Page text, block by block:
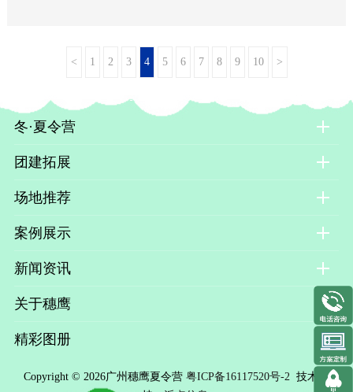
< 1 2 3 4 5 6 7 8 9 10 >
冬·夏令营
团建拓展
场地推荐
案例展示
新闻资讯
关于穗鹰
精彩图册
Copyright © 2026广州穗鹰夏令营 粤ICP备16117520号-2 技术支